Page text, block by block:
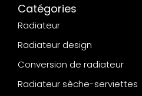
Catégories
Radiateur
Radiateur design
Conversion de radiateur
Radiateur sèche-serviettes